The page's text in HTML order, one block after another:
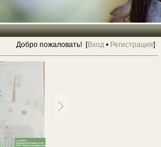
Добро пожаловать! [Вход • Регистрация]